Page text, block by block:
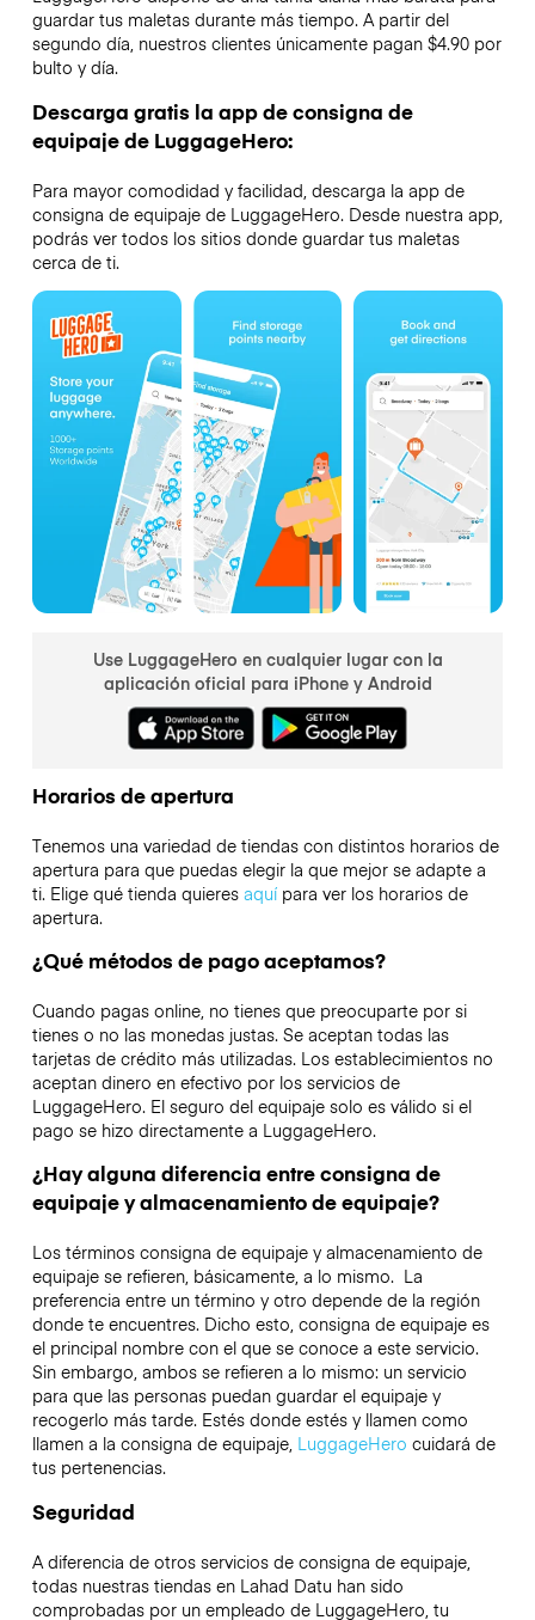
guardar tus maletas durante más tiempo. A partir del
segundo día, nuestros clientes únicamente pagan $4.90 por
bulto y día.
Descarga gratis la app de consigna de
equipaje de LuggageHero:
Para mayor comodidad y facilidad, descarga la app de
consigna de equipaje de LuggageHero. Desde nuestra app,
podrás ver todos los sitios donde guardar tus maletas
cerca de ti.
Use LuggageHero en cualquier lugar con la
aplicación oficial para iPhone y Android
Horarios de apertura
Tenemos una variedad de tiendas con distintos horarios de
apertura para que puedas elegir la que mejor se adapte a
ti. Elige qué tienda quieres aquípara ver los horarios de
apertura.
¿Qué métodos de pago aceptamos?
Cuando pagas online, no tienes que preocuparte por si
tienes o no las monedas justas. Se aceptan todas las
tarjetas de crédito más utilizadas. Los establecimientos no
aceptan dinero en efectivo por los servicios de
LuggageHero. El seguro del equipaje solo es válido si el
pago se hizo directamente a LuggageHero.
¿Hay alguna diferencia entre consigna de
equipaje y almacenamiento de equipaje?
Los términos consigna de equipaje y almacenamiento de
equipaje se refieren, básicamente, a lo mismo. La
preferencia entre un término y otro depende de la región
donde te encuentres. Dicho esto, consigna de equipaje es
el principal nombre con el que se conoce a este servicio.
Sin embargo, ambos se refieren a lo mismo: un servicio
para que las personas puedan guardar el equipaje y
recogerlo más tarde. Estés donde estés y llamen como
llamen a la consigna de equipaje,LuggageHero cuidará de
tus pertenencias.
Seguridad
A diferencia de otros servicios de consigna de equipaje,
todas nuestras tiendas en Lahad Datu han sido
comprobadas por un empleado de LuggageHero, tu